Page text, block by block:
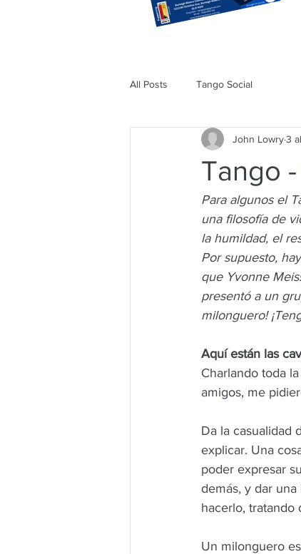
All Posts Tango Social
Tango
John Lowry3
Para algunos el
una filosofía de
la humildad, el
Por supuesto,
que Yvonne
presentó a un
milonguero!
Aquí están las
Charlando toda
amigos, me
Da la casualidad
explicar. Una
poder expresar
demás, y dar
hacerlo, tratando
Un milonguero